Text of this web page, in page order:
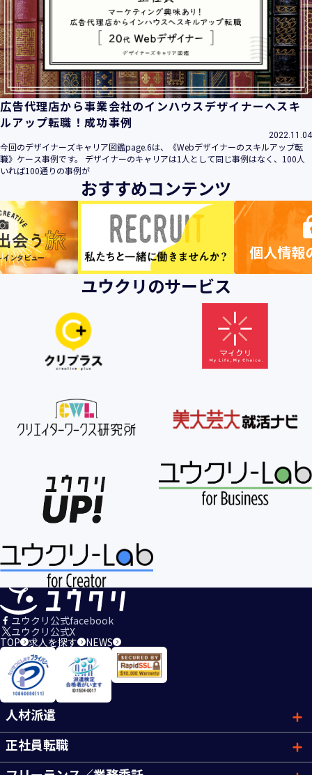
広告代理店から事業会社のインハウスデザイナーへスキ
ルアップ転職！成功事例
2022.11.04
今回のデザイナーズキャリア図鑑page.6は、《Webデザイナーのスキルアップ転
職》ケース事例です。 デザイナーのキャリアは1人として同じ事例はなく、100人
いれば100通りの事例が
おすすめコンテンツ
ユウクリのサービス
ユウクリ公式facebook
ユウクリ公式X
TOP 求人を探す NEWS
人材派遣
正社員転職